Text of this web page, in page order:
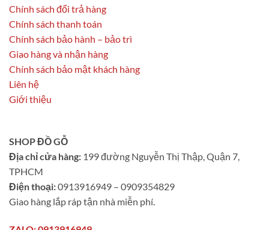
Chính sách đổi trả hàng
Chính sách thanh toán
Chính sách bảo hành – bảo trì
Giao hàng và nhận hàng
Chính sách bảo mật khách hàng
Liên hệ
Giới thiệu
SHOP ĐỒ GỖ
Địa chỉ cửa hàng: 199 đường Nguyễn Thị Thập, Quận 7,
TPHCM
Điện thoại:0913916949 – 0909354829
Giao hàng lắp ráp tận nhà miễn phí.